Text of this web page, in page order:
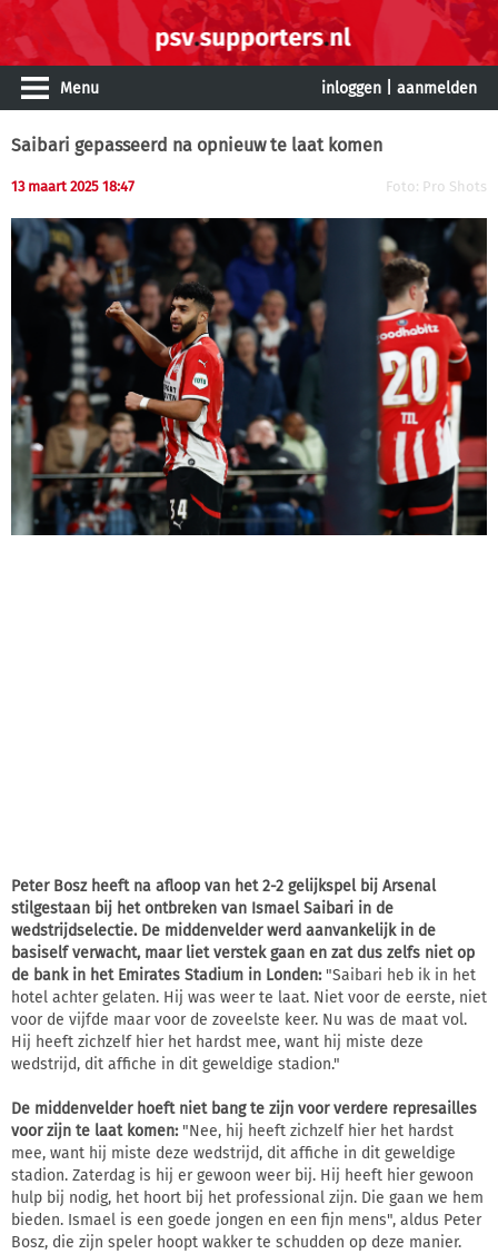
Menu inloggen aanmelden
Saibari gepasseerd na opnieuw te laat komen
13 maart 2025 18:47 Foto: Pro Shots
Peter Bosz heeft na afloop van het 2-2 gelijkspel bij Arsenal
stilgestaan bij het ontbreken van Ismael Saibari in de
wedstrijdselectie. De middenvelder werd aanvankelijk in de
basiself verwacht, maar liet verstek gaan en zat dus zelfs niet op
de bank in het Emirates Stadium in Londen:"Saibari heb ik in het
hotel achter gelaten. Hij was weer te laat. Niet voor de eerste, niet
voor de vijfde maar voor de zoveelste keer. Nu was de maat vol.
Hij heeft zichzelf hier het hardst mee, want hij miste deze
wedstrijd, dit affiche in dit geweldige stadion."
De middenvelder hoeft niet bang te zijn voor verdere represailles
voor zijn te laat komen:"Nee, hij heeft zichzelf hier het hardst
mee, want hij miste deze wedstrijd, dit affiche in dit geweldige
stadion. Zaterdag is hij er gewoon weer bij. Hij heeft hier gewoon
hulp bij nodig, het hoort bij het professional zijn. Die gaan we hem
bieden. Ismael is een goede jongen en een fijn mens", aldus Peter
Bosz, die zijn speler hoopt wakker te schudden op deze manier.